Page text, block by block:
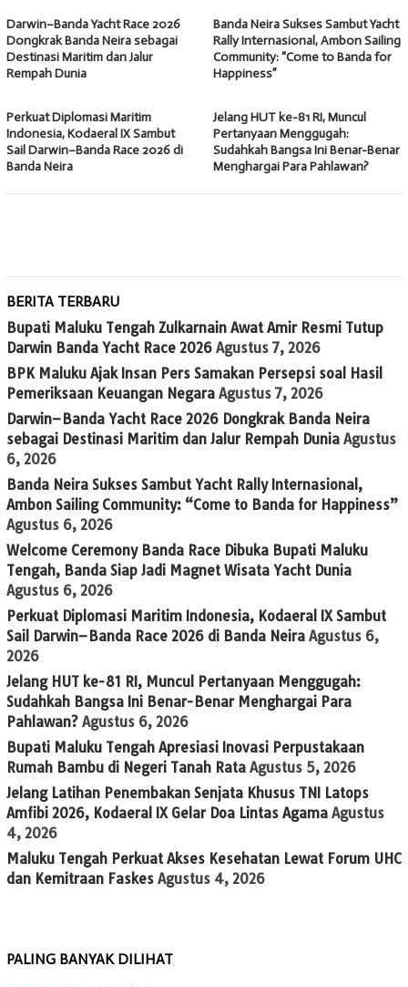
Darwin–Banda Yacht Race 2026
Dongkrak Banda Neira sebagai
Destinasi Maritim dan Jalur
Rempah Dunia
Banda Neira Sukses Sambut Yacht
Rally Internasional, Ambon Sailing
Community: “Come to Banda for
Happiness”
Perkuat Diplomasi Maritim
Indonesia, Kodaeral IX Sambut
Sail Darwin–Banda Race 2026 di
Banda Neira
Jelang HUT ke-81 RI, Muncul
Pertanyaan Menggugah:
Sudahkah Bangsa Ini Benar-Benar
Menghargai Para Pahlawan?
BERITA TERBARU
Bupati Maluku Tengah Zulkarnain Awat Amir Resmi Tutup
Darwin Banda Yacht Race 2026 Agustus 7, 2026
BPK Maluku Ajak Insan Pers Samakan Persepsi soal Hasil
Pemeriksaan Keuangan Negara Agustus 7, 2026
Darwin–Banda Yacht Race 2026 Dongkrak Banda Neira
sebagai Destinasi Maritim dan Jalur Rempah Dunia Agustus
6, 2026
Banda Neira Sukses Sambut Yacht Rally Internasional,
Ambon Sailing Community: “Come to Banda for Happiness”
Agustus 6, 2026
Welcome Ceremony Banda Race Dibuka Bupati Maluku
Tengah, Banda Siap Jadi Magnet Wisata Yacht Dunia
Agustus 6, 2026
Perkuat Diplomasi Maritim Indonesia, Kodaeral IX Sambut
Sail Darwin–Banda Race 2026 di Banda Neira Agustus 6,
2026
Jelang HUT ke-81 RI, Muncul Pertanyaan Menggugah:
Sudahkah Bangsa Ini Benar-Benar Menghargai Para
Pahlawan? Agustus 6, 2026
Bupati Maluku Tengah Apresiasi Inovasi Perpustakaan
Rumah Bambu di Negeri Tanah Rata Agustus 5, 2026
Jelang Latihan Penembakan Senjata Khusus TNI Latops
Amfibi 2026, Kodaeral IX Gelar Doa Lintas Agama Agustus
4, 2026
Maluku Tengah Perkuat Akses Kesehatan Lewat Forum UHC
dan Kemitraan Faskes Agustus 4, 2026
PALING BANYAK DILIHAT